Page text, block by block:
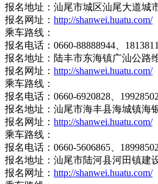
报名地址：汕尾市城区汕尾大道城
报名网址： http://shanwei.huatu.com/
乘车路线：
报名电话：0660-88888944、
报名地址：陆丰市东海镇广汕公路
报名网址： http://shanwei.huatu.com/
乘车路线：
报名电话：0660-6920828、
报名地址：汕尾市海丰县海城镇海
报名网址： http://shanwei.huatu.com/
乘车路线：
报名电话：0660-5606865、
报名地址：汕尾市陆河县河田镇建
报名网址： http://shanwei.huatu.com/